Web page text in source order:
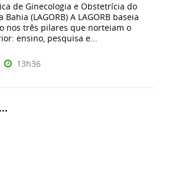
de Ginecologia e Obstetrícia do
Bahia (LAGORB) A LAGORB baseia
nos três pilares que norteiam o
ensino, pesquisa e...
13h36